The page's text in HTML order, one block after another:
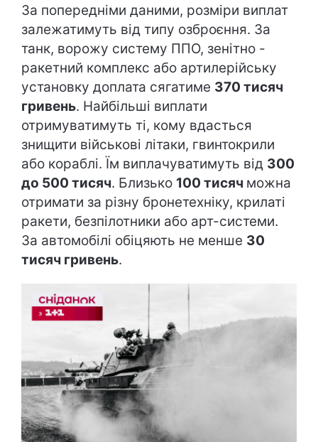
За попередніми даними, розміри виплат
залежатимуть від типу озброєння. За
танк, ворожу систему ППО, зенітно -
ракетний комплекс або артилерійську
установку доплата сягатиме 370 тисяч
гривень. Найбільші виплати
отримуватимуть ті, кому вдасться
знищити військові літаки, гвинтокрили
або кораблі. Їм виплачуватимуть від 300
до 500 тисяч. Близько 100 тисяч можна
отримати за різну бронетехніку, крилаті
ракети, безпілотники або арт-системи.
За автомобілі обіцяють не менше 30
тисяч гривень.